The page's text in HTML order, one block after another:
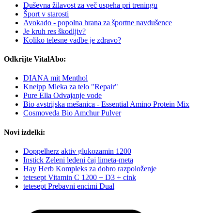
Duševna žilavost za več uspeha pri treningu
Šport v starosti
Avokado - popolna hrana za športne navdušence
Je kruh res škodljiv?
Koliko telesne vadbe je zdravo?
Odkrijte VitalAbo:
DIANA mit Menthol
Kneipp Mleka za telo "Repair"
Pure Ella Odvajanje vode
Bio avstrijska mešanica - Essential Amino Protein Mix
Cosmoveda Bio Amchur Pulver
Novi izdelki:
Doppelherz aktiv glukozamin 1200
Instick Zeleni ledeni čaj limeta-meta
Hay Herb Kompleks za dobro razpoloženje
tetesept Vitamin C 1200 + D3 + cink
tetesept Prebavni encimi Dual